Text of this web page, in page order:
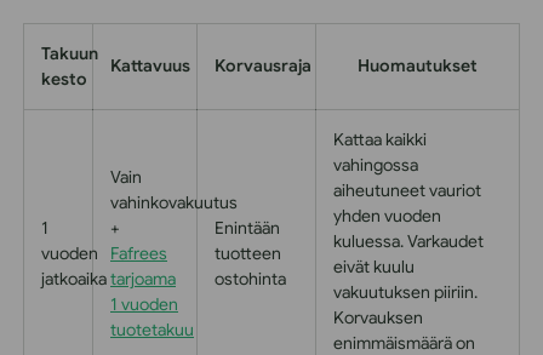
Takuun
kesto
Kattavuus Korvausraja Huomautukset
1
vuoden
jatkoaika
Vain
vahinkovakuutus
+
Fafrees
tarjoama
1 vuoden
tuotetakuu
Enintään
tuotteen
ostohinta
Kattaa kaikki
vahingossa
aiheutuneet vauriot
yhden vuoden
kuluessa. Varkaudet
eivät kuulu
vakuutuksen piiriin.
Korvauksen
enimmäismäärä on